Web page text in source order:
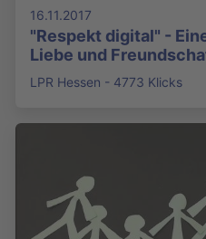
16.11.2017
"Respekt digital" -
Liebe und
LPR Hessen - 4773 Klicks